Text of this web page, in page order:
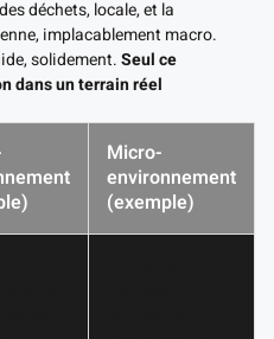
déchets, locale, et la
implacablement macro.
solidement.Seul ce
dans un terrain réel
Micro-
environnement
(exemple)